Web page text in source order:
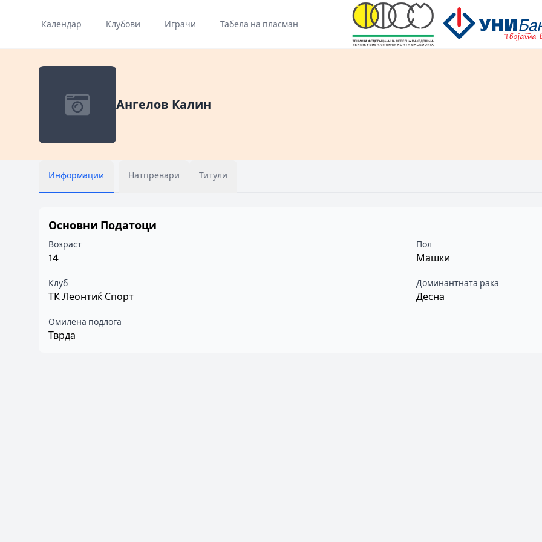
Календар Клубови Играчи Табела на пласман
Ангелов Калин
Информации Натпревари Титули
Основни Податоци
Возраст
14
Пол
Машки
Клуб
ТК Леонтиќ Спорт
Доминантната рака
Десна
Омилена подлога
Тврда